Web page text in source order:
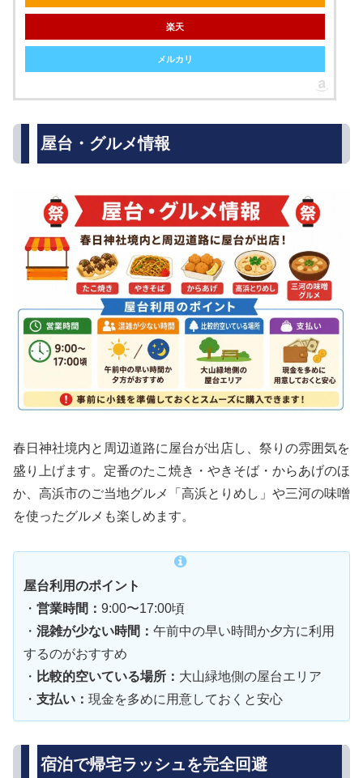
楽天
メルカリ
屋台・グルメ情報
春日神社境内と周辺道路に屋台が出店し、祭りの雰囲気を
盛り上げます。定番のたこ焼き・やきそば・からあげのほ
か、高浜市のご当地グルメ「高浜とりめし」や三河の味噌
を使ったグルメも楽しめます。
屋台利用のポイント
・ 営業時間： 9:00〜17:00頃
・ 混雑が少ない時間： 午前中の早い時間か夕方に利用
するのがおすすめ
・ 比較的空いている場所： 大山緑地側の屋台エリア
・ 支払い： 現金を多めに用意しておくと安心
宿泊で帰宅ラッシュを完全回避